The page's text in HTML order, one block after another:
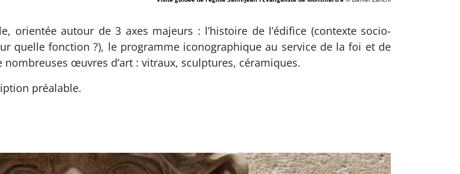
orientée autour de 3 axes majeurs : l’histoire de l’édifice (contexte socio-
quelle fonction ?), le programme iconographique au service de la foi et de
nombreuses œuvres d’art : vitraux, sculptures, céramiques.
préalable.